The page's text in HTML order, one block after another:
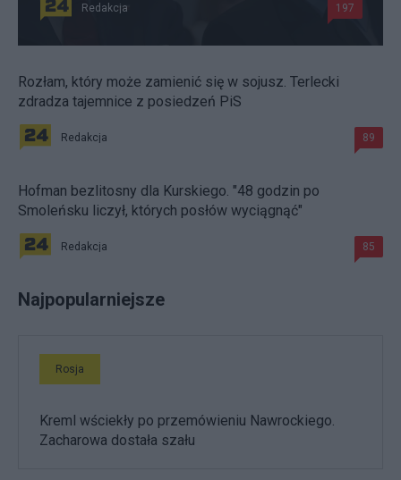
Redakcja 197
Rozłam, który może zamienić się w sojusz. Terlecki
zdradza tajemnice z posiedzeń PiS
Redakcja 89
Hofman bezlitosny dla Kurskiego. "48 godzin po
Smoleńsku liczył, których posłów wyciągnąć"
Redakcja 85
Najpopularniejsze
Rosja
Kreml wściekły po przemówieniu Nawrockiego.
Zacharowa dostała szału